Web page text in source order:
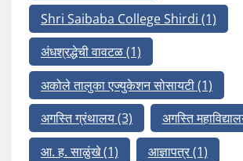
Shri Saibaba College Shirdi (1)
अंधश्रद्धेची वावटळ(1)
अकोले तालुका एज्युकेशन सोसायटी(1)
अगस्ति ग्रंथालय(3) अगस्ति
आ. ह. साळुंखे(1) आज्ञापत्र(1)